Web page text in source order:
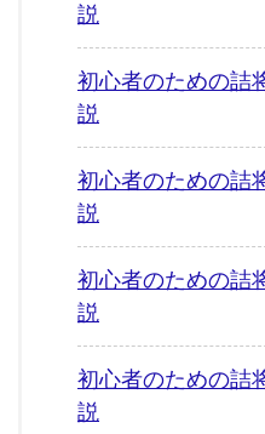
説
初心者のための
説
初心者のための
説
初心者のための
説
初心者のための
説